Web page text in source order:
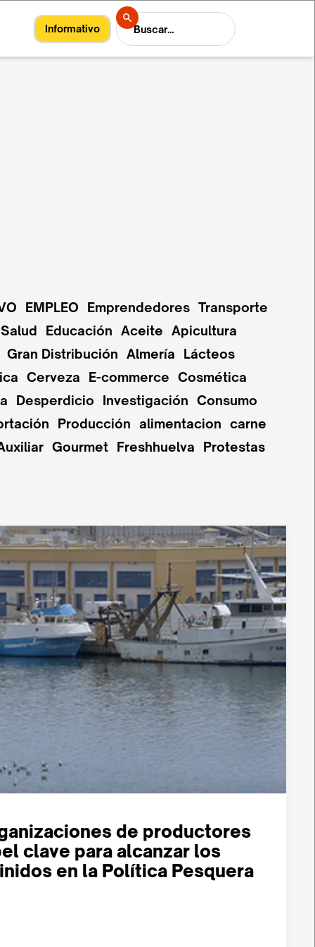
Informativo
EMPLEO Emprendedores Transporte
Salud
Educación Aceite Apicultura
Gran Distribución Almería
Lácteos
Cerveza E-commerce Cosmética
Desperdicio Investigación Consumo
Producción alimentacion carne
Gourmet Freshhuelva Protestas
de productores
clave para alcanzar los
en la Política Pesquera